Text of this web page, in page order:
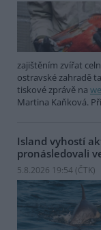
zajištěním zvířat
ostravské zahradě
tiskové zprávě na
Martina Kaňková.
Island vyhostí
pronásledovali
5.8.2026 19:54 (ČTK)